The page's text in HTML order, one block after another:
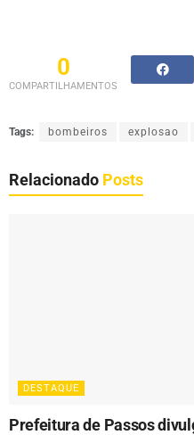
0
COMPARTILHAMENTOS
Tags: bombeiros explosao
Relacionado Posts
DESTAQUE
Prefeitura de Passos